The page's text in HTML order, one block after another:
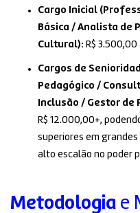
Cargo Inicial
Básica / Analista de
Cultural): R$
Cargos de
Pedagógico /
Inclusão / Gestor de
R$ 12.000,00+,
superiores em
alto escalão no poder
Metodologia e